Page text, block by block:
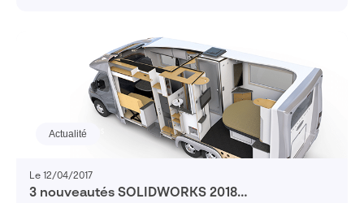
Actualité
Le 12/04/2017
3 nouveautés SOLIDWORKS 2018